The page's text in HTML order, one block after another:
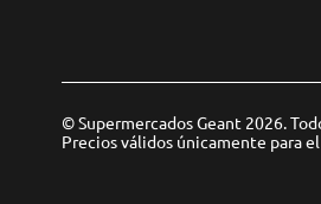
© Supermercados Geant 2026.
Precios válidos únicamente para